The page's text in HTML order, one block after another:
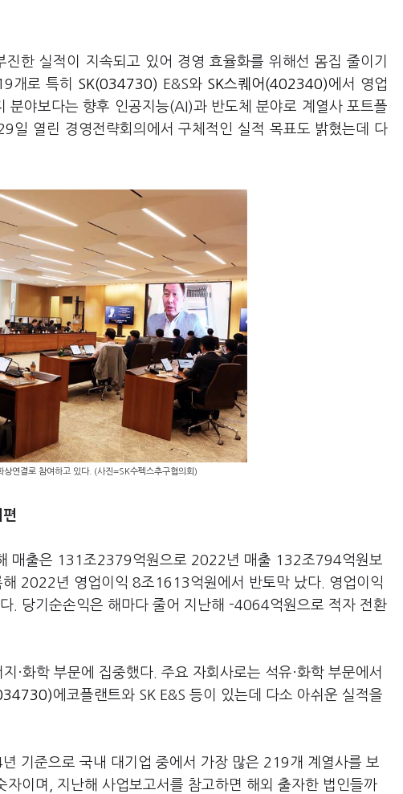
진한 실적이 지속되고 있어 경영 효율화를 위해선 몸집 줄이기
개로 특히 SK(034730) E&S와 SK스퀘어(402340)에서 영업
분야보다는 향후 인공지능(AI)과 반도체 분야로 계열사 포트폴
일 열린 경영전략회의에서 구체적인 실적 목표도 밝혔는데 다
연결로 참여하고 있다. (사진=SK수펙스추구협의회)
매출은 131조2379억원으로 2022년 매출 132조794억원보
2022년 영업이익 8조1613억원에서 반토막 났다. 영업이익
당기순손익은 해마다 줄어 지난해 -4064억원으로 적자 전환
·화학 부문에 집중했다. 주요 자회사로는 석유·화학 부문에서
에코플랜트와 SK E&S 등이 있는데 다소 아쉬운 실적을
기준으로 국내 대기업 중에서 가장 많은 219개 계열사를 보
이며, 지난해 사업보고서를 참고하면 해외 출자한 법인들까